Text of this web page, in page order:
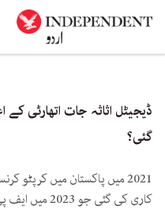
ڈیجیٹل اثاثہ جات اتھارٹی کے
گئی؟